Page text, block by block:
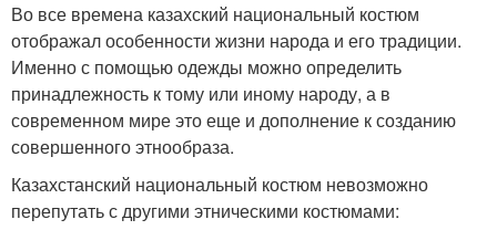
Во все времена казахский национальный костюм
отображал особенности жизни народа и его традиции.
Именно с помощью одежды можно определить
принадлежность к тому или иному народу, а в
современном мире это еще и дополнение к созданию
совершенного этнообраза.
Казахстанский национальный костюм невозможно
перепутать с другими этническими костюмами: